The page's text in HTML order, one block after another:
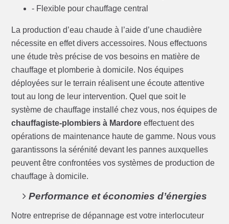
- Flexible pour chauffage central
La production d’eau chaude à l’aide d’une chaudière
nécessite en effet divers accessoires. Nous effectuons
une étude très précise de vos besoins en matière de
chauffage et plomberie à domicile. Nos équipes
déployées sur le terrain réalisent une écoute attentive
tout au long de leur intervention. Quel que soit le
système de chauffage installé chez vous, nos équipes de
chauffagiste-plombiers à Mardore effectuent des
opérations de maintenance haute de gamme. Nous vous
garantissons la sérénité devant les pannes auxquelles
peuvent être confrontées vos systèmes de production de
chauffage à domicile.
Performance et économies d’énergies
Notre entreprise de dépannage est votre interlocuteur